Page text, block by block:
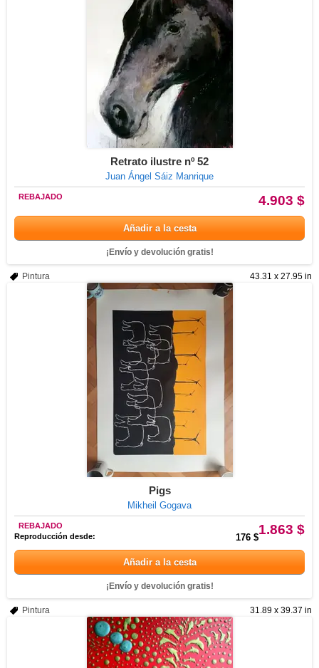
Retrato ilustre nº 52
Juan Ángel Sáiz Manrique
4.903 $
REBAJADO
Añadir a la cesta
¡Envío y devolución gratis!
43.31 x 27.95 in
Pintura
Pigs
Mikheil Gogava
1.863 $
REBAJADO
Reproducción desde:
176 $
Añadir a la cesta
¡Envío y devolución gratis!
31.89 x 39.37 in
Pintura